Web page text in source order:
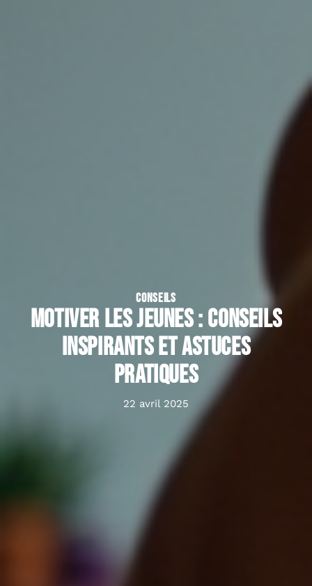
CONSEILS
Motiver les jeunes : conseils
inspirants et astuces
pratiques
22 avril 2025